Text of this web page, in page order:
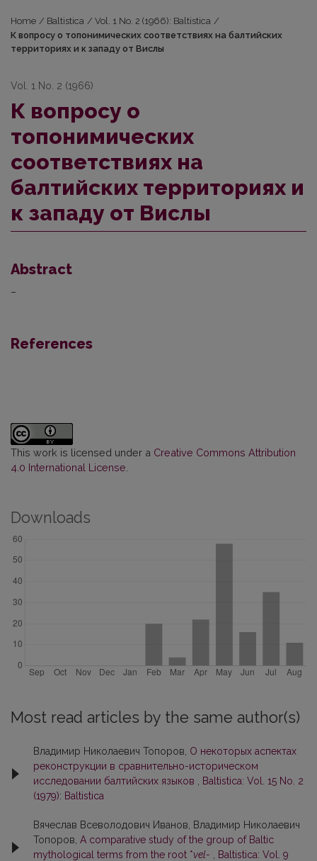
Home / Baltistica / Vol. 1 No. 2 (1966): Baltistica /
К вопросу о топонимических соответствиях на балтийских
территориях и к западу от Вислы
Vol. 1 No. 2 (1966)
К вопросу о
топонимических
соответствиях на
балтийских территориях и
к западу от Вислы
Abstract
–
References
This work is licensed under a Creative Commons Attribution
4.0 International License
Downloads
Most read articles by the same author(s)
Владимир Николаевич Топоров, О некоторых аспектах
реконструкции в сравнительно-историческом
исследовании балтийских языков
Baltistica: Vol. 15 No. 2
(1979): Baltistica
Вячеслав Всеволодович Иванов, Владимир Николаевич
Топоров, A comparative study of the group of Baltic
mythological terms from the root *vel-
Baltistica: Vol. 9